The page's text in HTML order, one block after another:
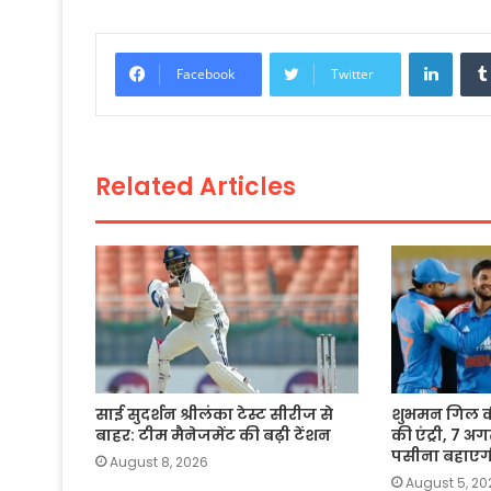
c
e
b
o
k
itt
er
a
ts
A
p
ai
l
p
y
Li
ar
e
Facebook Twitter
Related Articles
साई सुदर्शन श्रीलंका टेस्ट सीरीज से
बाहर: टीम मैनेजमेंट की बढ़ी टेंशन
August 8, 2026
शुभमन गिल
की एंट्री, 7
पसीना
August 5,